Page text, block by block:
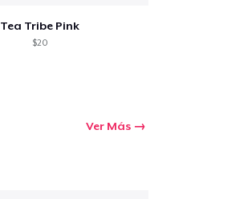
Tea Tribe Pink
$20
Ver Más